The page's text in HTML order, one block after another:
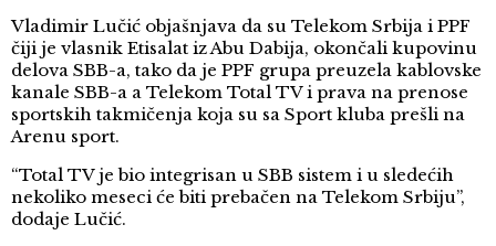
Vladimir Lučić objašnjava da su Telekom Srbija i PPF
čiji je vlasnik Etisalat iz Abu Dabija, okončali kupovinu
delova SBB-a, tako da je PPF grupa preuzela kablovske
kanale SBB-a a Telekom Total TV i prava na prenose
sportskih takmičenja koja su sa Sport kluba prešli na
Arenu sport.
“Total TV je bio integrisan u SBB sistem i u sledećih
nekoliko meseci će biti prebačen na Telekom Srbiju”,
dodaje Lučić.